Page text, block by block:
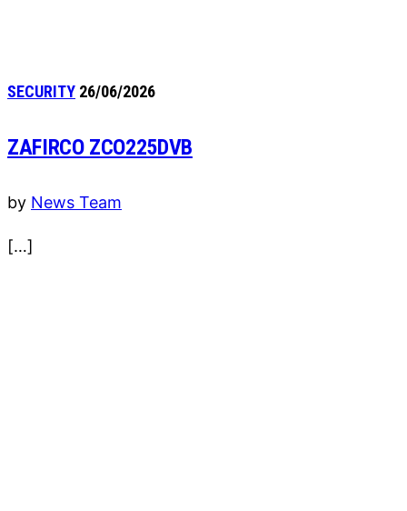
SECURITY 26/06/2026
ZAFIRCO ZCO225DVB
by News Team
[…]